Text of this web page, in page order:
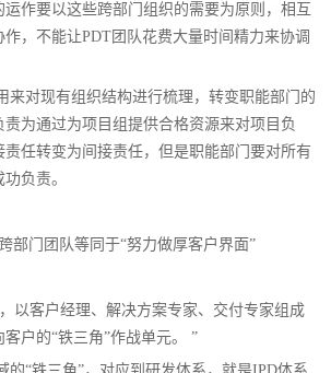
作要以这些跨部门组织的需要为原则，相互
，不能让PDT团队花费大量时间精力来协调
来对现有组织结构进行梳理，转变职能部门的
为通过为项目组提供合格资源来对项目负
任转变为间接责任，但是职能部门要对所有
负责。
部门团队等同于“努力做厚客户界面”
以客户经理、解决方案专家、交付专家组成
户的“铁三角”作战单元。 ”